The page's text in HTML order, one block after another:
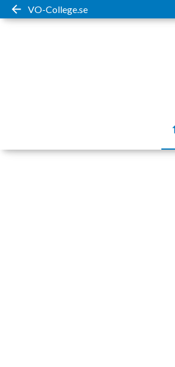
VO-College.se